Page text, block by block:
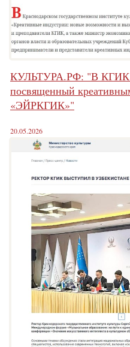
КУЛЬТУРА.РФ: "В КГИК
посвященный
«ЭЙРКГИК»"
20.05.2026